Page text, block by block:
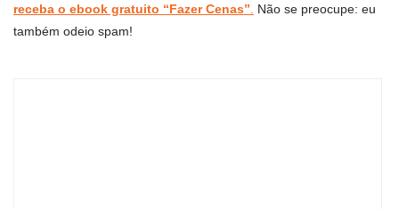
receba o ebook gratuito “Fazer Cenas”
Não se preocupe: eu
também odeio spam!